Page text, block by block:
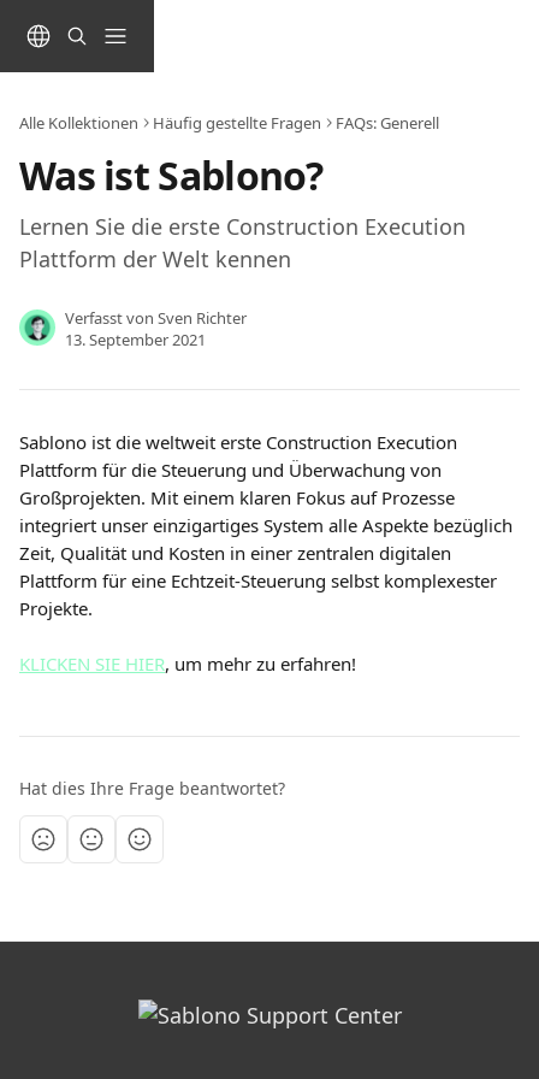
Alle Kollektionen Häufig gestellte Fragen FAQs: Generell
Was ist Sablono?
Lernen Sie die erste Construction Execution
Plattform der Welt kennen
Verfasst von Sven Richter
13. September 2021
Sablono ist die weltweit erste Construction Execution
Plattform für die Steuerung und Überwachung von
Großprojekten. Mit einem klaren Fokus auf Prozesse
integriert unser einzigartiges System alle Aspekte bezüglich
Zeit, Qualität und Kosten in einer zentralen digitalen
Plattform für eine Echtzeit-Steuerung selbst komplexester
Projekte.
KLICKEN SIE HIER, um mehr zu erfahren!
Hat dies Ihre Frage beantwortet?